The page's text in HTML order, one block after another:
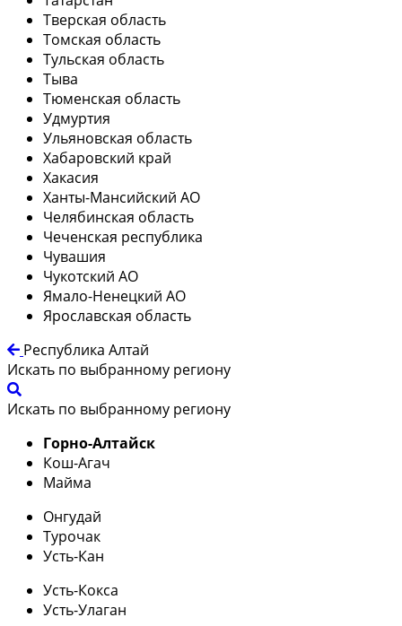
Тверская область
Томская область
Тульская область
Тыва
Тюменская область
Удмуртия
Ульяновская область
Хабаровский край
Хакасия
Ханты-Мансийский АО
Челябинская область
Чеченская республика
Чувашия
Чукотский АО
Ямало-Ненецкий АО
Ярославская область
Республика Алтай
Искать по выбранному региону
Искать по выбранному региону
Горно-Алтайск
Кош-Агач
Майма
Онгудай
Турочак
Усть-Кан
Усть-Кокса
Усть-Улаган